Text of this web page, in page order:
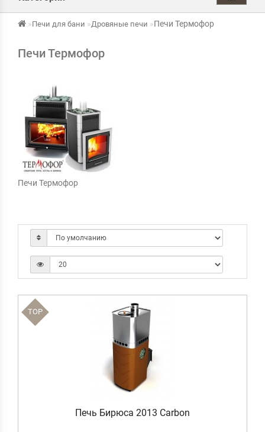
Печи для бани Дровяные печи Печи Термофор
Печи Термофор
Печи Термофор
TOP
Печь Бирюса 2013 Carbon